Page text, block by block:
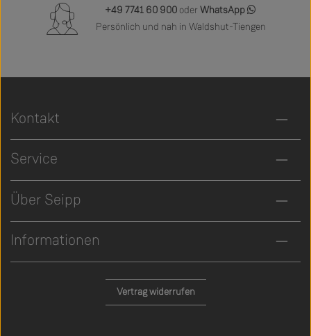
+49 7741 60 900 oder WhatsApp
Persönlich und nah in Waldshut-Tiengen
Kontakt
Service
Über Seipp
Informationen
Vertrag widerrufen